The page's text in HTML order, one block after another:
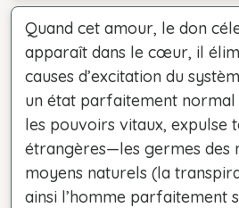
Quand cet amour, le don
apparaît dans le cœur, il
causes d’excitation du
un état parfaitement
les pouvoirs vitaux, expulse
étrangères—les germes des
moyens naturels (la
ainsi l’homme parfaitement